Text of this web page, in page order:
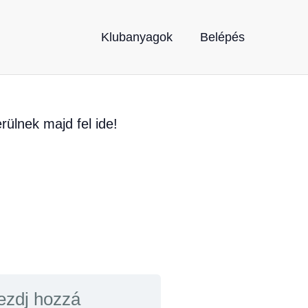
Klubanyagok Belépés
majd fel ide!
hozzá